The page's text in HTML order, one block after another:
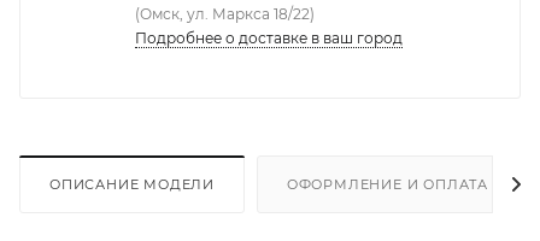
(Омск, ул. Маркса 18/22)
Подробнее о доставке в ваш город
ОПИСАНИЕ МОДЕЛИ ОФОРМЛЕНИЕ И ОПЛАТА